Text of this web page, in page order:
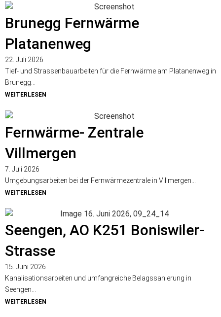
Brunegg Fernwärme
Platanenweg
22. Juli 2026
Tief- und Strassenbauarbeiten für die Fernwärme am Platanenweg in
Brunegg...
WEITERLESEN
Fernwärme- Zentrale
Villmergen
7. Juli 2026
Umgebungsarbeiten bei der Fernwärmezentrale in Villmergen...
WEITERLESEN
Seengen, AO K251 Boniswiler-
Strasse
15. Juni 2026
Kanalisationsarbeiten und umfangreiche Belagssanierung in
Seengen...
WEITERLESEN